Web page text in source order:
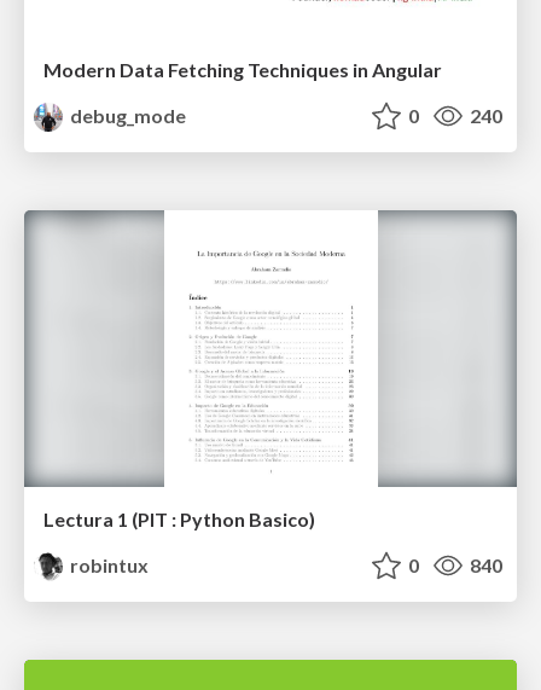
Modern Data Fetching Techniques in Angular
debug_mode
0 240
Lectura 1 (PIT : Python Basico)
robintux
0 840